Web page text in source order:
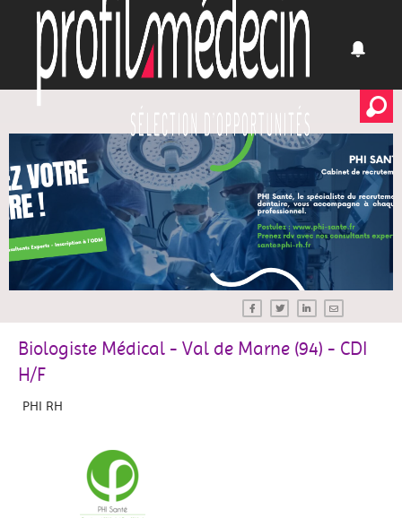
Biologiste Médical - Val de Marne (94) - CDI
H/F
PHI RH